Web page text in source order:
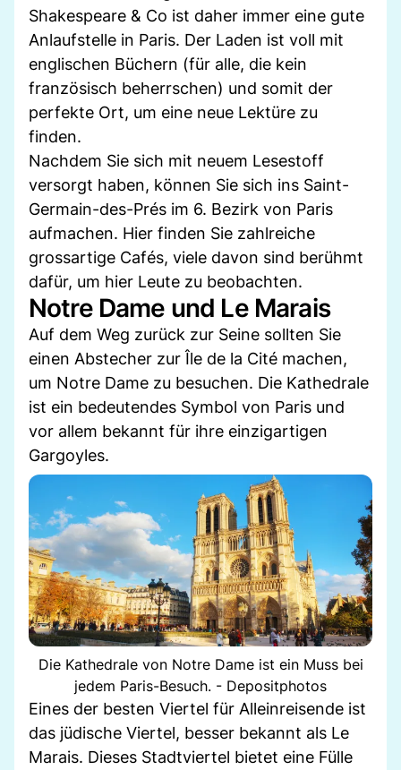
Shakespeare & Co ist daher immer eine gute
Anlaufstelle in Paris. Der Laden ist voll mit
englischen Büchern (für alle, die kein
französisch beherrschen) und somit der
perfekte Ort, um eine neue Lektüre zu
finden.
Nachdem Sie sich mit neuem Lesestoff
versorgt haben, können Sie sich ins Saint-
Germain-des-Prés im 6. Bezirk von Paris
aufmachen. Hier finden Sie zahlreiche
grossartige Cafés, viele davon sind berühmt
dafür, um hier Leute zu beobachten.
Notre Dame und Le Marais
Auf dem Weg zurück zur Seine sollten Sie
einen Abstecher zur Île de la Cité machen,
um Notre Dame zu besuchen. Die Kathedrale
ist ein bedeutendes Symbol von Paris und
vor allem bekannt für ihre einzigartigen
Gargoyles.
Die Kathedrale von Notre Dame ist ein Muss bei
jedem Paris-Besuch. - Depositphotos
Eines der besten Viertel für Alleinreisende ist
das jüdische Viertel, besser bekannt als Le
Marais. Dieses Stadtviertel bietet eine Fülle